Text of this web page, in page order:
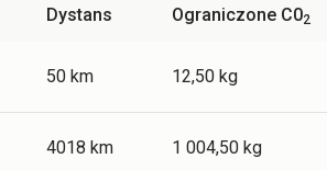
Dystans Ograniczone C02
50 km 12,50 kg
4018 km 1 004,50 kg